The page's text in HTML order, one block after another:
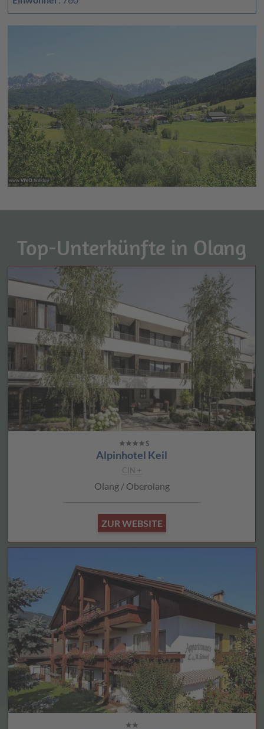
eigentlich ein Umbau der bereits bestehenden alten
Muttergottesfresko
neben dem Kircheneingang von Meister
Hans von Bruneck.
Top-Unterkünfte in Olang
Alpinhotel Keil
CIN +
Olang / Oberolang
ZUR WEBSITE